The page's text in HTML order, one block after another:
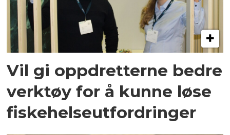
Vil gi oppdretterne bedre
verktøy for å kunne løse
fiskehelseutfordringer